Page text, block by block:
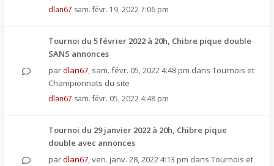
dlan67 sam. févr. 19, 2022 7:06 pm
Tournoi du 5 février 2022 à 20h, Chibre pique double
SANS annonces
pardlan67, sam. févr. 05, 2022 4:48 pm dans Tournois et
Championnats du site
dlan67 sam. févr. 05, 2022 4:48 pm
Tournoi du 29 janvier 2022 à 20h, Chibre pique
double avec annonces
pardlan67,ven. janv. 28, 2022 4:13 pm dans Tournois et